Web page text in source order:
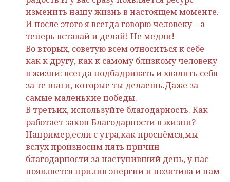
изменить нашу жизнь в настоящем моменте.
И после этого я всегда говорю человеку – а
теперь вставай и делай! Не медли!
Во вторых, советую всем относиться к себе
как к другу, как к самому близкому человеку
в жизни: всегда подбадривать и хвалить себя
за те шаги, которые ты делаешь.Даже за
самые маленькие победы.
В третьих, используйте благодарность. Как
работает закон Благодарности в жизни?
Например,если с утра,как проснёмся,мы
вслух произносим пять причин
благодарности за наступивший день, у нас
появляется прилив энергии и позитива и нам